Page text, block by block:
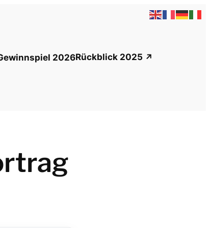
2026Rückblick 2025